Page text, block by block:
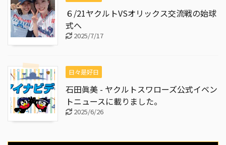
６/21ヤクルトVSオリックス交流戦の始球
式へ
2025/7/17
日々是好日
石田眞美 - ヤクルトスワローズ公式イベン
トニュースに載りました。
2025/6/26